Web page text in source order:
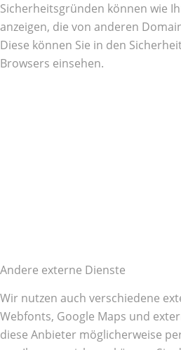
Sicherheitsgründen können wie
anzeigen, die von anderen
Diese können Sie in den
Browsers einsehen.
Andere externe Dienste
Wir nutzen auch verschiedene
Webfonts, Google Maps und
diese Anbieter möglicherweise